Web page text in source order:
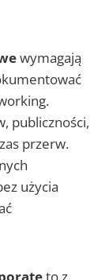
wymagają
publiczności,
przerw.
użycia